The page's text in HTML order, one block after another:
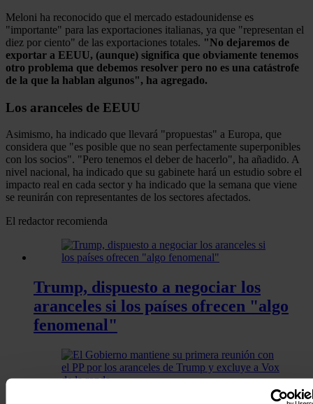
Meloni ha reconocido que el mercado estadounidense es
"importante" para las exportaciones italianas, ya que "representan el
diez por ciento" de las exportaciones totales. "No dejaremos de
exportar a EEUU, (aunque) significa que obviamente tenemos
otro problema que debemos resolver pero no es una catástrofe
de la que la hablan algunos", ha agregado.
Los aranceles de EEUU
Asimismo, ha indicado que llevará "propuestas" a Europa, que
considera que "es posible que no sean perfectamente superponibles
con los socios". "Pero tenemos el deber de hacerlo", ha añadido. A
nivel nacional, ha indicado que su gabinete hará un estudio sobre el
impacto real en cada sector y ha indicado que la semana que viene
se reunirán con representantes de los sectores afectados.
El redactor recomienda
Trump, dispuesto a negociar los
aranceles si los países ofrecen "algo
fenomenal"